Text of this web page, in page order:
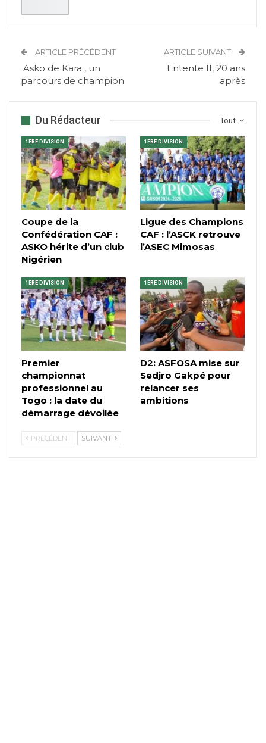
ARTICLE PRÉCÉDENT
Asko de Kara , un
parcours de champion
ARTICLE SUIVANT
Entente II, 20 ans
après
Tout
Du Rédacteur
1ÈRE DIVISION
Coupe de la
Confédération CAF :
ASKO hérite d’un club
Nigérien
1ÈRE DIVISION
Ligue des Champions
CAF : l’ASCK retrouve
l’ASEC Mimosas
1ÈRE DIVISION
Premier
championnat
professionnel au
Togo : la date du
démarrage dévoilée
1ÈRE DIVISION
D2: ASFOSA mise sur
Sedjro Gakpé pour
relancer ses
ambitions
PRÉCÉDENT SUIVANT